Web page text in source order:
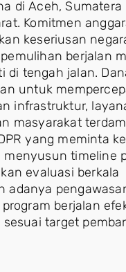
di Aceh, Sumatera
Komitmen
keseriusan
berjalan
di tengah jalan.
untuk
infrastruktur,
masyarakat
yang meminta
menyusun timeline
evaluasi berkala
adanya
berjalan
sesuai target